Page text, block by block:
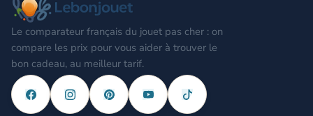
Le comparateur français du jouet pas cher : on
compare les prix pour vous aider à trouver le
bon cadeau, au meilleur tarif.